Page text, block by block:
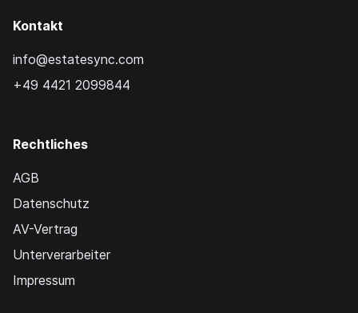
Kontakt
info@estatesync.com
+49 4421 2099844
Rechtliches
AGB
Datenschutz
AV-Vertrag
Unterverarbeiter
Impressum